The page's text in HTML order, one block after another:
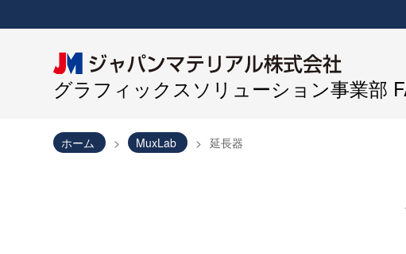
グラフィックスソリューション事業部
ホーム MuxLab 延長器